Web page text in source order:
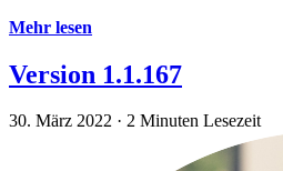
Mehr lesen
Version 1.1.167
30. März 2022 · 2 Minuten Lesezeit